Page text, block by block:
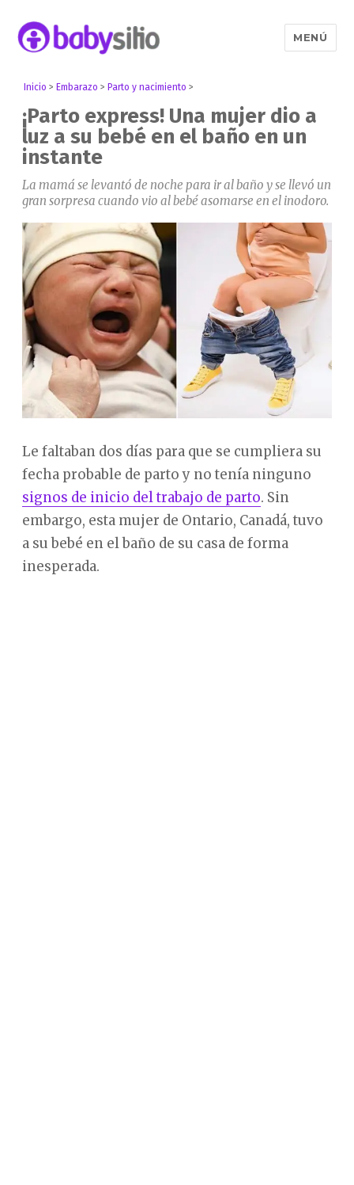
MENÚ
Inicio > Embarazo > Parto y nacimiento >
¡Parto express! Una mujer dio a
luz a su bebé en el baño en un
instante
La mamá se levantó de noche para ir al baño y se llevó un
gran sorpresa cuando vio al bebé asomarse en el inodoro.
Le faltaban dos días para que se cumpliera su
fecha probable de parto y no tenía ninguno
signos de inicio del trabajo de parto. Sin
embargo, esta mujer de Ontario, Canadá, tuvo
a su bebé en el baño de su casa de forma
inesperada.